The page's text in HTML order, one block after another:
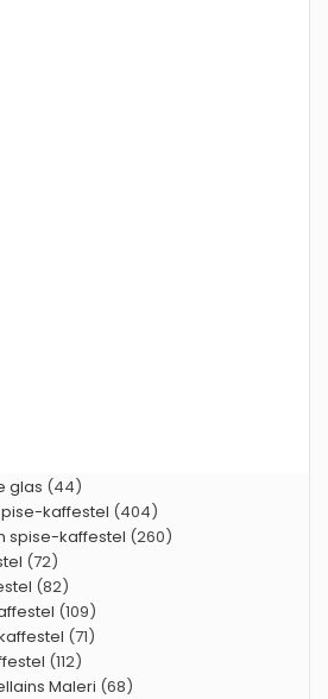
glas (44)
kaffestel (404)
spise-kaffestel (260)
(72)
(82)
(109)
(71)
(112)
Maleri (68)